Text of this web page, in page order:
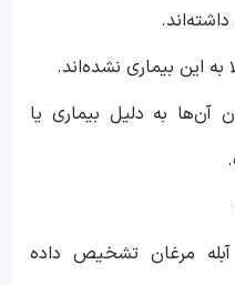
به این بیماری نشده‌اند.
آن‌ها به دلیل بیماری یا
آبله مرغان تشخیص داده